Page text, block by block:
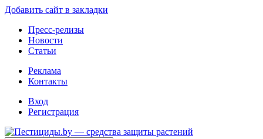
Добавить сайт в закладки
Пресс-релизы
Новости
Статьи
Реклама
Контакты
Вход
Регистрация